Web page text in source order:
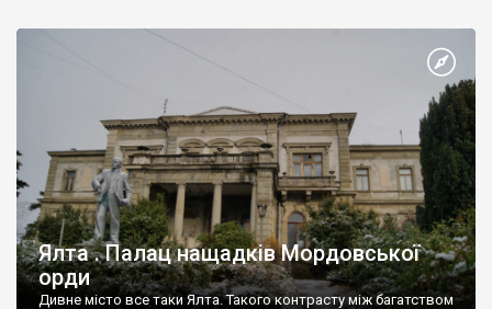
Ялта . Палац нащадків Мордовської
орди
Дивне місто все таки Ялта. Такого контрасту між багатством